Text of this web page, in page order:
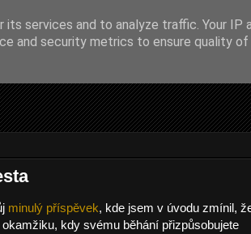
minulý příspěvek, kde jsem v úvodu zmínil,
kdy svému běhání přizpůsobujete
services and to analyze traffic. Your IP
and security metrics to ensure quality